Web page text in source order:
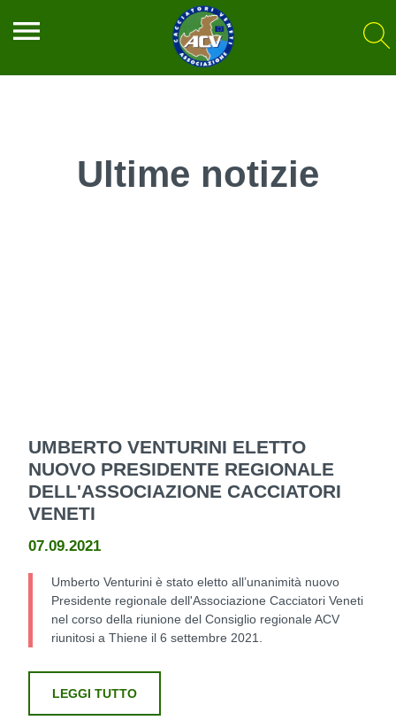
menu
Ultime notizie
UMBERTO VENTURINI ELETTO
NUOVO PRESIDENTE REGIONALE
DELL'ASSOCIAZIONE CACCIATORI
VENETI
07.09.2021
Umberto Venturini è stato eletto all’unanimità nuovo
Presidente regionale dell'Associazione Cacciatori Veneti
nel corso della riunione del Consiglio regionale ACV
riunitosi a Thiene il 6 settembre 2021.
LEGGI TUTTO